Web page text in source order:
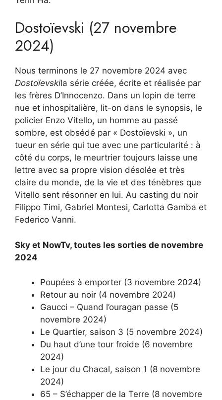
Dostoïevski (27 novembre
2024)
Nous terminons le 27 novembre 2024 avec
Dostoïevskila série créée, écrite et réalisée par
les frères D’Innocenzo. Dans un lopin de terre
nue et inhospitalière, lit-on dans le synopsis, le
policier Enzo Vitello, un homme au passé
sombre, est obsédé par « Dostoïevski », un
tueur en série qui tue avec une particularité : à
côté du corps, le meurtrier toujours laisse une
lettre avec sa propre vision désolée et très
claire du monde, de la vie et des ténèbres que
Vitello sent résonner en lui. Au casting du noir
Filippo Timi, Gabriel Montesi, Carlotta Gamba et
Federico Vanni.
Sky et NowTv, toutes les sorties de novembre
2024
Poupées à emporter (3 novembre 2024)
Retour au noir (4 novembre 2024)
Gaucci – Quand l’ouragan passe (5
novembre 2024)
Le Quartier, saison 3 (5 novembre 2024)
Du haut d’une tour froide (6 novembre
2024)
Le jour du Chacal, saison 1 (8 novembre
2024)
65 – S’échapper de la Terre (8 novembre